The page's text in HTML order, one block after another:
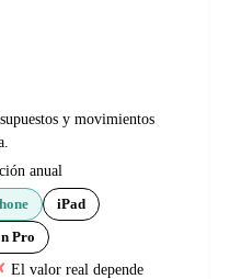
y movimientos
anual
iPad
Pro
El valor real depende